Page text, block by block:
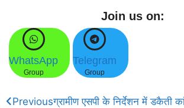
Join us on:
WhatsApp
Group
Telegram
Group
Previousग्रामीण एसपी के निर्देशन में डकैती